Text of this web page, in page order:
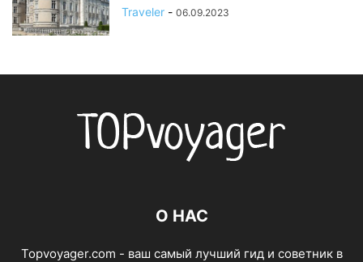
Traveler - 06.09.2023
О НАС
Topvoyager.com - ваш самый лучший гид и советник в